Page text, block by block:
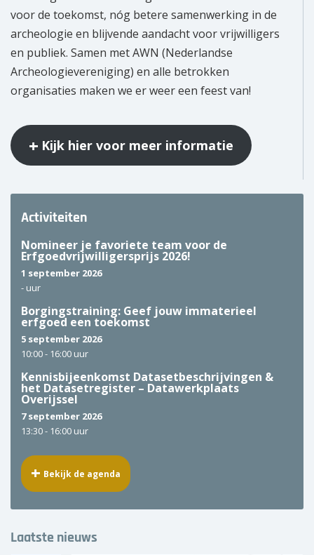
voor de toekomst, nóg betere samenwerking in de
archeologie en blijvende aandacht voor vrijwilligers
en publiek. Samen met AWN (Nederlandse
Archeologievereniging) en alle betrokken
organisaties maken we er weer een feest van!
Kijk hier voor meer informatie
Activiteiten
Nomineer je favoriete team voor de
Erfgoedvrijwilligersprijs 2026!
1 september 2026
- uur
Borgingstraining: Geef jouw immaterieel
erfgoed een toekomst
5 september 2026
10:00 - 16:00 uur
Kennisbijeenkomst Datasetbeschrijvingen &
het Datasetregister – Datawerkplaats
Overijssel
7 september 2026
13:30 - 16:00 uur
Bekijk de agenda
Laatste nieuws